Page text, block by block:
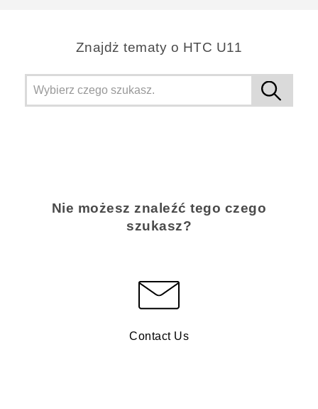
Znajdż tematy o HTC U11
Nie możesz znaleźć tego czego
szukasz?
Contact Us